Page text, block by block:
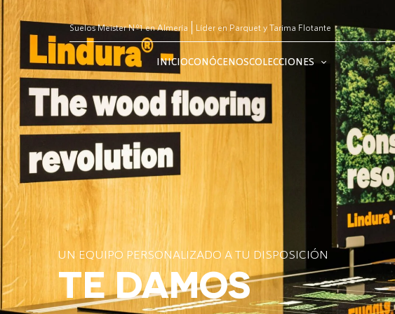
Suelos Meister Nº1 en Almería Líder en Parquet y Tarima Flotante
INICIOCONÓCENOSCOLECCIONES
UN EQUIPO PERSONALIZADO A TU DISPOSICIÓN
TE DAMOS